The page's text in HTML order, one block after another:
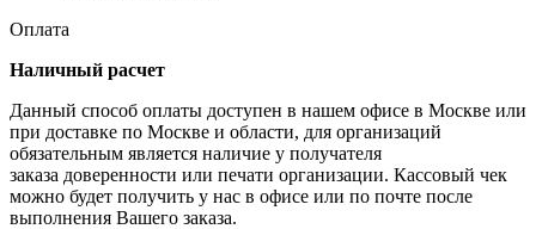
Оплата
Наличный расчет
Данный способ оплаты доступен в нашем офисе в Москве или
при доставке по Москве и области, для организаций
обязательным является наличие у получателя
заказа доверенности или печати организации. Кассовый чек
можно будет получить у нас в офисе или по почте после
выполнения Вашего заказа.